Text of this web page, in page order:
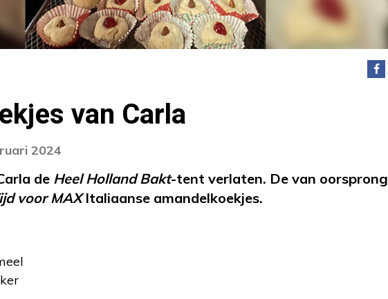
van Carla
2024
de Heel Holland Bakt-tent verlaten. De van oorsprong
voor MAXItaliaanse amandelkoekjes.